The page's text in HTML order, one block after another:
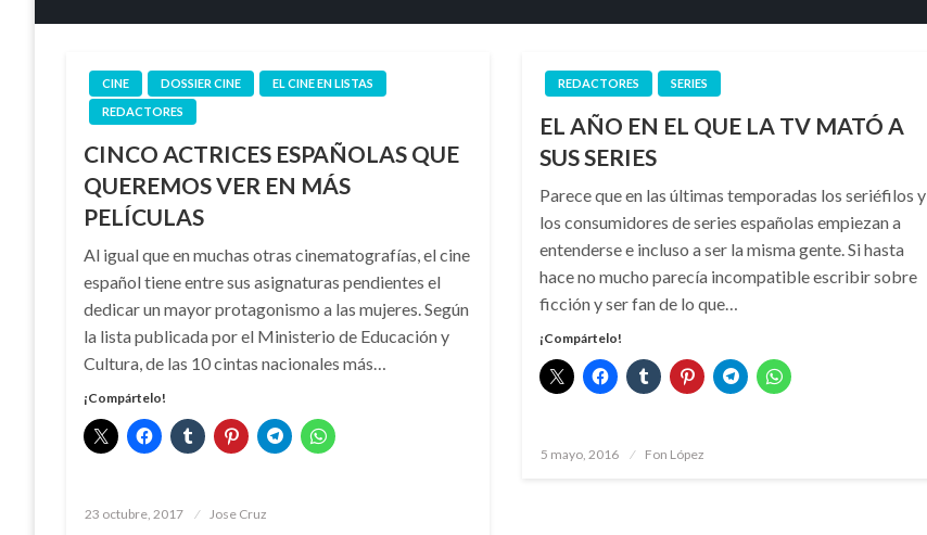
CINE DOSSIER CINE
EL CINE EN LISTAS
REDACTORES
CINCO ACTRICES ESPAÑOLAS QUE
QUEREMOS VER EN MÁS
PELÍCULAS
Al igual que en muchas otras cinematografías, el cine
español tiene entre sus asignaturas pendientes el
dedicar un mayor protagonismo a las mujeres. Según
la lista publicada por el Ministerio de Educación y
Cultura, de las 10 cintas nacionales más…
¡Compártelo!
Publicado
23 octubre, 2017 Jose Cruz
REDACTORES SERIES
EL AÑO EN EL QUE LA TV MATÓ A
SUS SERIES
Parece que en las últimas temporadas los seriéfilos y
los consumidores de series españolas empiezan a
entenderse e incluso a ser la misma gente. Si hasta
hace no mucho parecía incompatible escribir sobre
ficción y ser fan de lo que…
¡Compártelo!
Publicado
5 mayo, 2016 Fon López